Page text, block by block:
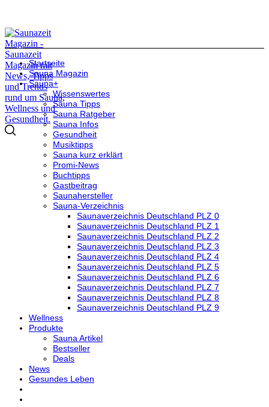
Startseite
Sauna Magazin
Sauna+
Wissenswertes
Sauna Tipps
Sauna Ratgeber
Sauna Infos
Gesundheit
Musiktipps
Sauna kurz erklärt
Promi-News
Buchtipps
Gastbeitrag
Saunahersteller
Sauna-Verzeichnis
Saunaverzeichnis Deutschland PLZ 0
Saunaverzeichnis Deutschland PLZ 1
Saunaverzeichnis Deutschland PLZ 2
Saunaverzeichnis Deutschland PLZ 3
Saunaverzeichnis Deutschland PLZ 4
Saunaverzeichnis Deutschland PLZ 5
Saunaverzeichnis Deutschland PLZ 6
Saunaverzeichnis Deutschland PLZ 7
Saunaverzeichnis Deutschland PLZ 8
Saunaverzeichnis Deutschland PLZ 9
Wellness
Produkte
Sauna Artikel
Bestseller
Deals
News
Gesundes Leben